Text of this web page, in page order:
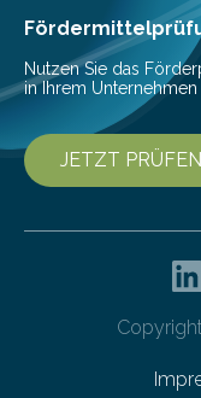
Nutzen Sie das
in Ihrem
JETZT PRÜFEN